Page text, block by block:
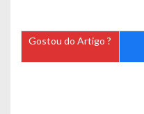
Gostou do Artigo ?